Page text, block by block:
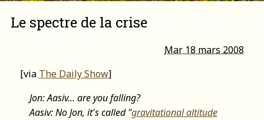
Le spectre de la crise
Mar 18 mars 2008
[via The Daily Show]
Jon: Aasiv... are you falling?
Aasiv: No Jon, it's called "gravitational altitude